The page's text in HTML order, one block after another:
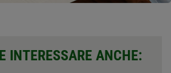
INTERESSARE ANCHE: